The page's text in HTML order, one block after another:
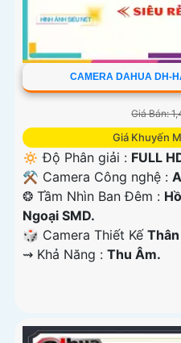
CAMERA DAHUA DH-
Giá Bán:
Giá Khuyến
🔅 Độ Phân giải : FULL
⚒ Camera Công nghệ :
❂ Tầm Nhìn Ban Đêm :
Ngoại SMD.
🎲 Camera Thiết Kế
️⇝ Khả Năng : Thu Âm.